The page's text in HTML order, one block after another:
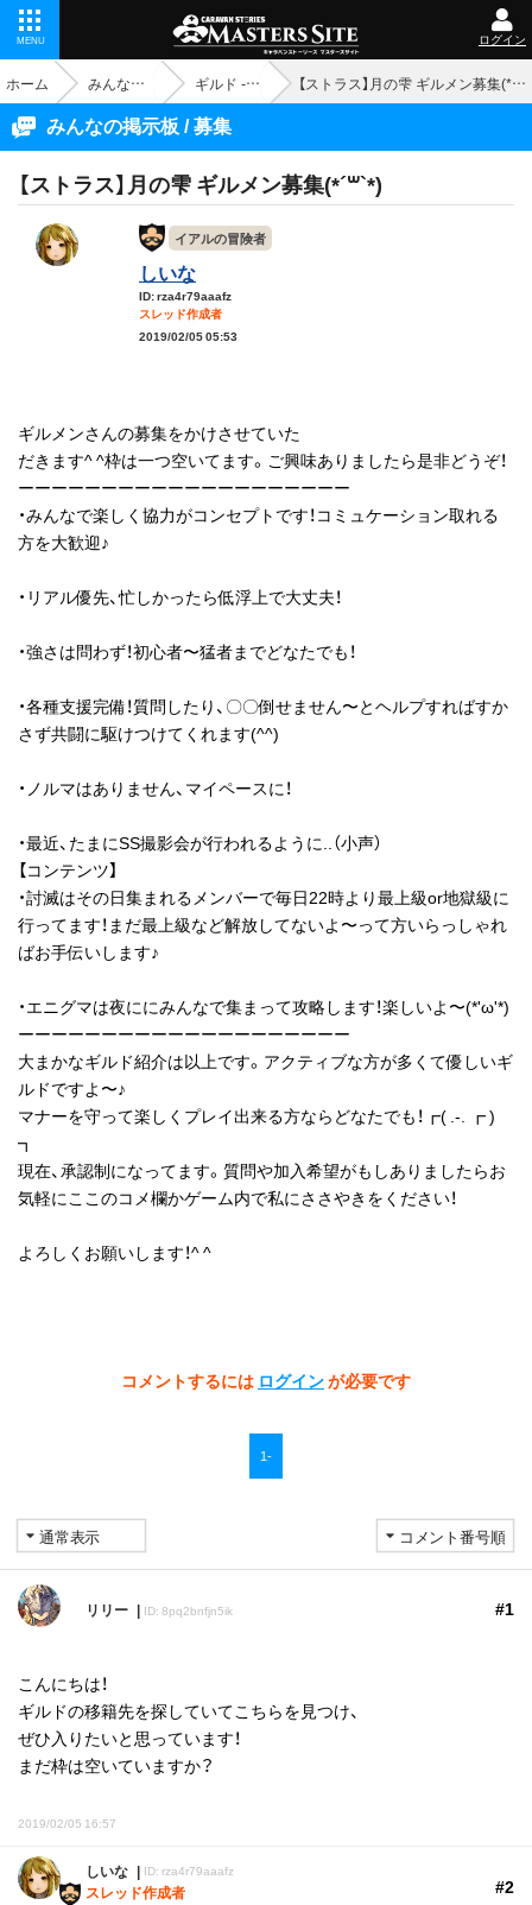
MENU ログイン
ホーム みんなの掲示板 ギルド - 募集 【ストラス】月の雫 ギルメン募集(*´꒳`*)
みんなの掲示板 / 募集
【ストラス】月の雫 ギルメン募集(*´꒳`*)
イアルの冒険者
しいな
ID: rza4r79aaafz
スレッド作成者
2019/02/05 05:53
ギルメンさんの募集をかけさせていた
だきます^ ^枠は一つ空いてます。ご興味ありましたら是非どうぞ！
ーーーーーーーーーーーーーーーーーーーー
・みんなで楽しく協力がコンセプトです！コミュケーション取れる
方を大歓迎♪
・リアル優先、忙しかったら低浮上で大丈夫！
・強さは問わず！初心者〜猛者までどなたでも！
・各種支援完備！質問したり、〇〇倒せません〜とヘルプすればすか
さず共闘に駆けつけてくれます(^^)
・ノルマはありません、マイペースに！
・最近、たまにSS撮影会が行われるように..（小声）
【コンテンツ】
・討滅はその日集まれるメンバーで毎日22時より最上級or地獄級に
行ってます！まだ最上級など解放してないよ〜って方いらっしゃれ
ばお手伝いします♪
・エニグマは夜ににみんなで集まって攻略します！楽しいよ〜(*'ω'*)
ーーーーーーーーーーーーーーーーーーーー
大まかなギルド紹介は以上です。アクティブな方が多くて優しいギ
ルドですよ〜♪
マナーを守って楽しくプレイ出来る方ならどなたでも！┏( .-. ┏ )
┓
現在、承認制になってます。質問や加入希望がもしありましたらお
気軽にここのコメ欄かゲーム内で私にささやきをください！
よろしくお願いします！^ ^
コメントするには ログインが必要です
1-
リリー ID: 8pq2bnfjn5ik #1
こんにちは！
ギルドの移籍先を探していてこちらを見つけ、
ぜひ入りたいと思っています！
まだ枠は空いていますか？
2019/02/05 16:57
しいな ID: rza4r79aaafz
スレッド作成者 #2